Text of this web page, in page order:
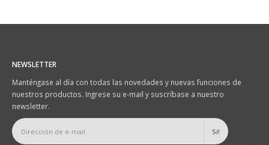
NEWSLETTER
Manténgase al día con todas las novedades y nuevas funciones de
nuestros productos. Ingrese su e-mail y suscríbase a nuestro
newsletter.